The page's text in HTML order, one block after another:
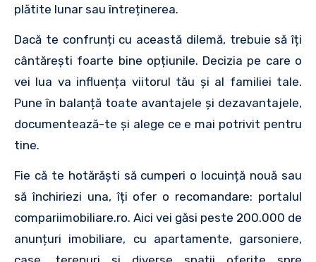
plătite lunar sau întreținerea.
Dacă te confrunți cu această dilemă, trebuie să îți
cântărești foarte bine opțiunile. Decizia pe care o
vei lua va influența viitorul tău și al familiei tale.
Pune în balanță toate avantajele și dezavantajele,
documentează-te și alege ce e mai potrivit pentru
tine.
Fie că te hotărăști să cumperi o locuință nouă sau
să închiriezi una, îți ofer o recomandare: portalul
compariimobiliare.ro. Aici vei găsi peste 200.000 de
anunțuri imobiliare, cu apartamente, garsoniere,